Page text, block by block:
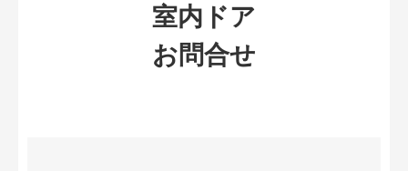
室内ドア
お問合せ